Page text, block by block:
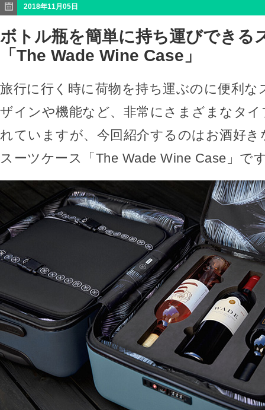
2018年11月05日
ボトル瓶を簡単に持ち運びできる
「The Wade Wine Case」
旅行に行く時に荷物を持ち運ぶのに便利な
ザインや機能など、非常にさまざまなタ
れていますが、今回紹介するのはお酒好
スーツケース「The Wade Wine Case」で